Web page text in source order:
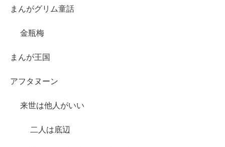
まんがグリム童話
金瓶梅
まんが王国
アフタヌーン
来世は他人がいい
二人は底辺